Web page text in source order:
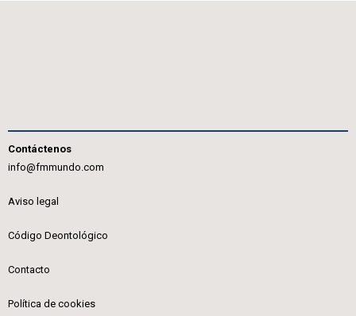
Contáctenos
info@fmmundo.com
Aviso legal
Código Deontológico
Contacto
Política de cookies